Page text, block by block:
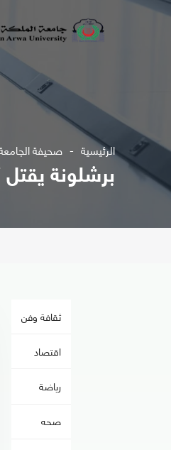
الرئيسية صحيفة
برشلونة يقتل
ثقافة وفن
اقتصاد
رياضة
صحه